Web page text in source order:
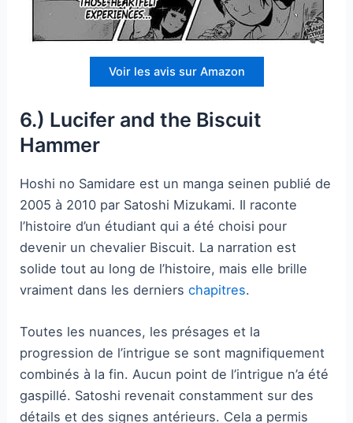
Voir les avis sur Amazon
6.) Lucifer and the Biscuit
Hammer
Hoshi no Samidare est un manga seinen publié de
2005 à 2010 par Satoshi Mizukami. Il raconte
l’histoire d’un étudiant qui a été choisi pour
devenir un chevalier Biscuit. La narration est
solide tout au long de l’histoire, mais elle brille
vraiment dans les dernierschapitres.
Toutes les nuances, les présages et la
progression de l’intrigue se sont magnifiquement
combinés à la fin. Aucun point de l’intrigue n’a été
gaspillé. Satoshi revenait constamment sur des
détails et des signes antérieurs. Cela a permis